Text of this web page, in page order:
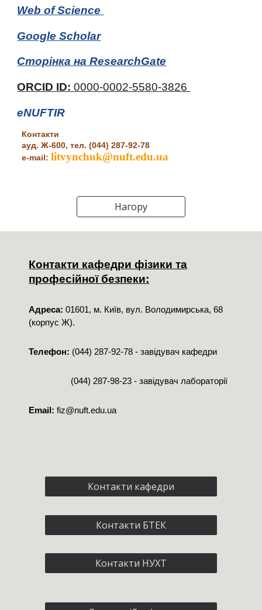
Web of Science
Google Scholar
Сторінка на ResearchGate
ORCID ID: 0000-0002-5580-3826
eNUFTIR
Контакти
ауд. Ж-600, тел. (044) 287-92-78
e-mail:litvynchuk@nuft.edu.ua
Нагору
Контакти кафедри фізики та
професійної безпеки:
Адреса: 01601, м. Київ, вул. Володимирська, 68
(корпус Ж).
Телефон: (044) 287-92-78 - завідувач кафедри
(044) 287-98-23 - завідувач лабораторії
Email: fiz@nuft.edu.ua
Контакти кафедри
Контакти БТЕК
Контакти НУХТ